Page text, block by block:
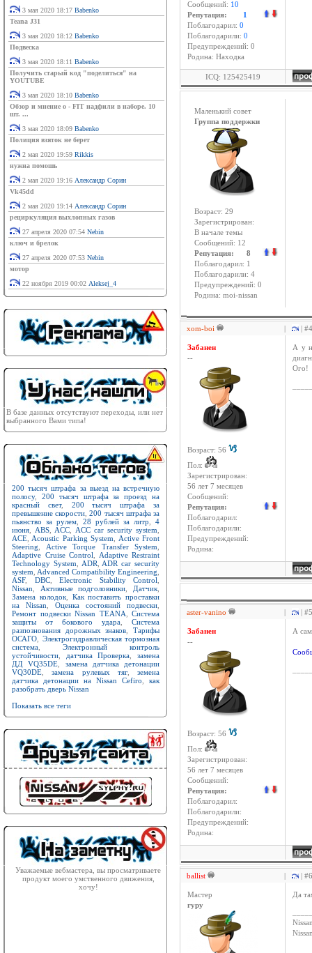
3 мая 2020 18:17 Babenko
Teana J31
3 мая 2020 18:12 Babenko
Подвеска
3 мая 2020 18:11 Babenko
Получить старый код "поделиться" на
YOUTUBE
3 мая 2020 18:10 Babenko
Обзор и мнение о - FIT надфили в наборе. 10
шт. ...
3 мая 2020 18:09 Babenko
Полиция взяток не берет
2 мая 2020 19:59 Rikkis
нужна помошь
2 мая 2020 19:16 Александр Сорин
Vk45dd
2 мая 2020 19:14 Александр Сорин
рециркуляция выхлопных газов
27 апреля 2020 07:54 Nebin
ключ и брелок
27 апреля 2020 07:53 Nebin
мотор
22 ноября 2019 00:02 Aleksej_4
В базе данных отсутствуют переходы, или нет
выбранного Вами типа!
200 тысяч штрафа за выезд на встречную
полосу, 200 тысяч штрафа за проезд на
красный свет, 200 тысяч штрафа за
превышение скорости ,200 тысяч штрафа за
пьянство за рулем
28 рублей за литр
4
июня
ABS ACC ACC car security system
ACE Acoustic Parking System
Active Front
Steering
Active Torque Transfer System
Adaptive Cruise Control
Adaptive Restraint
Technology System
ADR
ADR car security
system Advanced Compatibility Engineering
ASF, DBC, Electronic Stability Control
Nissan
Активные подголовники Датчик
Замена колодок, Как поставить проставки
на Nissan
Оценка состояний подвески
Ремонт подвески Nissan TEANA
Система
защиты от бокового удара
Система
разпознования дорожных знаков ,Тарифы
ОСАГО
Электрогидравлическая тормозная
система
Электронный контроль
устойчивости
датчика Проверка ,замена
ДД VQ35DE
замена датчика детонации
VQ30DE ,замена рулевых тяг, земена
датчика детонации на Nissan Cefiro
как
разобрать дверь Nissan
Показать все теги
Уважаемые вебмастера, вы просматриваете
продукт моего умственного движения,
хочу!
Сообщений: 10
Репутация:
1
Поблагодарил: 0
Поблагодарили: 0
Предупреждений: 0
Родина: Находка
ICQ: 125425419
Маленький совет
Группа поддержки
Возраст: 29
Зарегистрирован:
В начале темы
Сообщений: 12
Репутация: 8
Поблагодарил: 1
Поблагодарили: 4
Предупреждений: 0
Родина: moi-nissan
xom-boi | |
Забанен
--
Возраст: 56
Пол:
Зарегистрирован:
56 лет 7 месяцев
Сообщений:
Репутация:
Поблагодарил:
Поблагодарили:
Предупреждений:
Родина:
А у
Ого!
aster-vanino | |
Забанен
--
Возраст: 56
Пол:
Зарегистрирован:
56 лет 7 месяцев
Сообщений:
Репутация:
Поблагодарил:
Поблагодарили:
Предупреждений:
Родина:
А
ballist | |
Мастер
гуру
Да